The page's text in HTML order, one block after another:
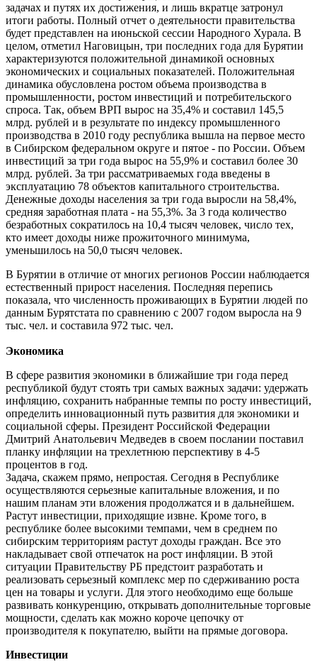
задачах и путях их достижения, и лишь вкратце затронул
итоги работы. Полный отчет о деятельности правительства
будет представлен на июньской сессии Народного Хурала. В
целом, отметил Наговицын, три последних года для Бурятии
характеризуются положительной динамикой основных
экономических и социальных показателей. Положительная
динамика обусловлена ростом объема производства в
промышленности, ростом инвестиций и потребительского
спроса. Так, объем ВРП вырос на 35,4% и составил 145,5
млрд. рублей и в результате по индексу промышленного
производства в 2010 году республика вышла на первое место
в Сибирском федеральном округе и пятое - по России. Объем
инвестиций за три года вырос на 55,9% и составил более 30
млрд. рублей. За три рассматриваемых года введены в
эксплуатацию 78 объектов капитального строительства.
Денежные доходы населения за три года выросли на 58,4%,
средняя заработная плата - на 55,3%. За 3 года количество
безработных сократилось на 10,4 тысяч человек, число тех,
кто имеет доходы ниже прожиточного минимума,
уменьшилось на 50,0 тысяч человек.
В Бурятии в отличие от многих регионов России наблюдается
естественный прирост населения. Последняя перепись
показала, что численность проживающих в Бурятии людей по
данным Бурятстата по сравнению с 2007 годом выросла на 9
тыс. чел. и составила 972 тыс. чел.
Экономика
В сфере развития экономики в ближайшие три года перед
республикой будут стоять три самых важных задачи: удержать
инфляцию, сохранить набранные темпы по росту инвестиций,
определить инновационный путь развития для экономики и
социальной сферы. Президент Российской Федерации
Дмитрий Анатольевич Медведев в своем послании поставил
планку инфляции на трехлетнюю перспективу в 4-5
процентов в год.
Задача, скажем прямо, непростая. Сегодня в Республике
осуществляются серьезные капитальные вложения, и по
нашим планам эти вложения продолжатся и в дальнейшем.
Растут инвестиции, приходящие извне. Кроме того, в
республике более высокими темпами, чем в среднем по
сибирским территориям растут доходы граждан. Все это
накладывает свой отпечаток на рост инфляции. В этой
ситуации Правительству РБ предстоит разработать и
реализовать серьезный комплекс мер по сдерживанию роста
цен на товары и услуги. Для этого необходимо еще больше
развивать конкуренцию, открывать дополнительные торговые
мощности, сделать как можно короче цепочку от
производителя к покупателю, выйти на прямые договора.
Инвестиции